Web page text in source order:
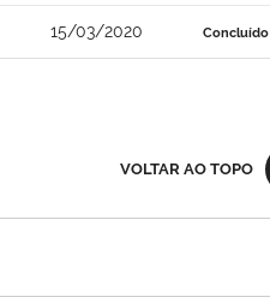
15/03/2020 Concluído
VOLTAR AO TOPO